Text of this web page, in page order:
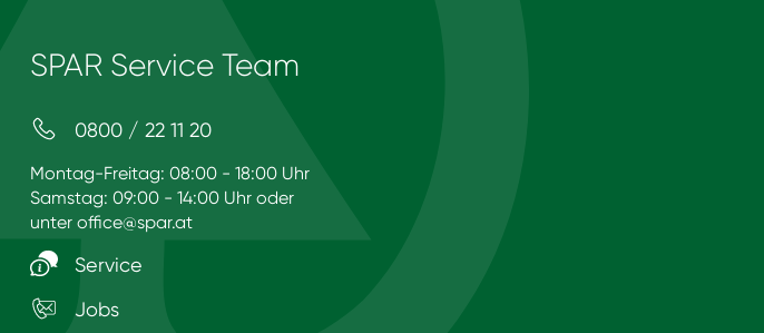
SPAR Service Team
0800 / 22 11 20
Montag-Freitag: 08:00 - 18:00 Uhr
Samstag: 09:00 - 14:00 Uhr oder
unter office@spar.at
Service
Jobs